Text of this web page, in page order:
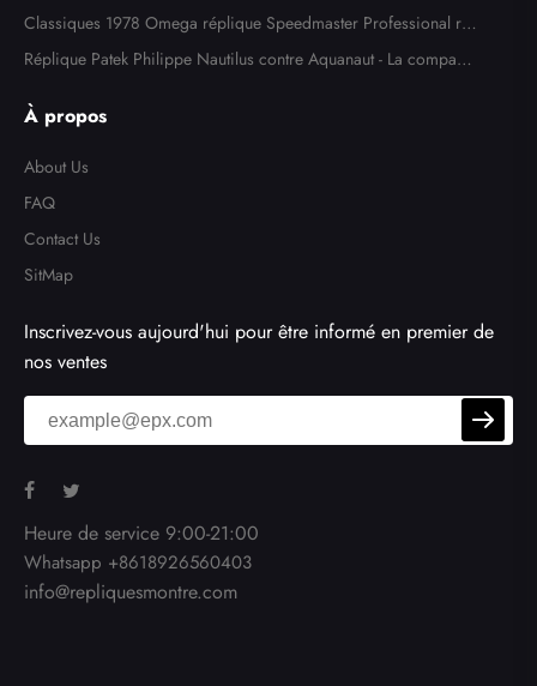
la montre
Classiques 1978 Omega réplique Speedmaster Professional ré
f. 145,022
Réplique Patek Philippe Nautilus contre Aquanaut - La comparai
À propos
About Us
FAQ
Contact Us
SitMap
Inscrivez-vous aujourd'hui pour être informé en premier de
nos ventes
Heure de service 9:00-21:00
Whatsapp +8618926560403
info@repliquesmontre.com